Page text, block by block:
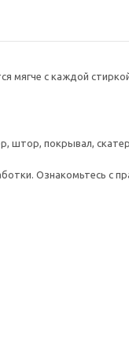
мягче с каждой
штор, покрывал,
Ознакомьтесь с